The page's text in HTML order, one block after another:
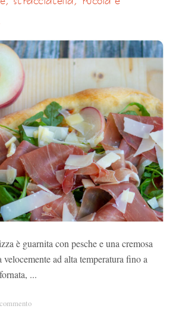
è guarnita con pesche e una cremosa
ad alta temperatura fino a
...